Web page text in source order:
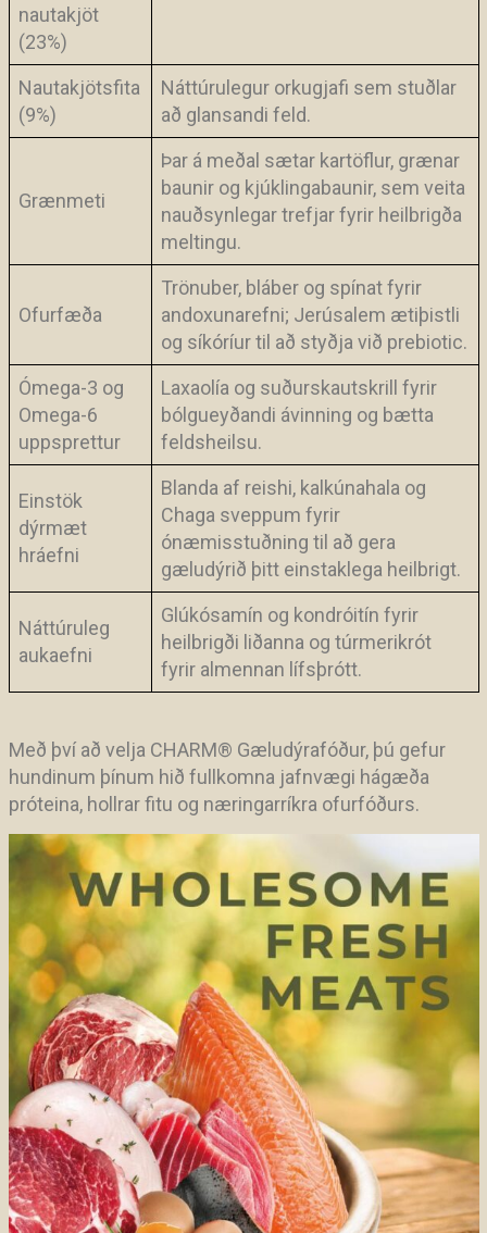
nautakjöt
(23%)
Nautakjötsfita
(9%)
Náttúrulegur orkugjafi sem stuðlar
að glansandi feld.
Grænmeti
Þar á meðal sætar kartöflur, grænar
baunir og kjúklingabaunir, sem veita
nauðsynlegar trefjar fyrir heilbrigða
meltingu.
Ofurfæða
Trönuber, bláber og spínat fyrir
andoxunarefni; Jerúsalem ætiþistli
og síkóríur til að styðja við prebiotic.
Ómega-3 og
Omega-6
uppsprettur
Laxaolía og suðurskautskrill fyrir
bólgueyðandi ávinning og bætta
feldsheilsu.
Einstök
dýrmæt
hráefni
Blanda af reishi, kalkúnahala og
Chaga sveppum fyrir
ónæmisstuðning til að gera
gæludýrið þitt einstaklega heilbrigt.
Náttúruleg
aukaefni
Glúkósamín og kondróitín fyrir
heilbrigði liðanna og túrmerikrót
fyrir almennan lífsþrótt.
Með því að velja CHARM® Gæludýrafóður, þú gefur
hundinum þínum hið fullkomna jafnvægi hágæða
próteina, hollrar fitu og næringarríkra ofurfóðurs.